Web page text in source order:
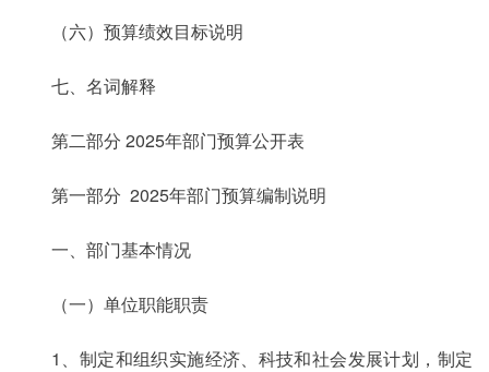
（六）预算绩效目标说明
七、名词解释
第二部分 2025年部门预算公开表
第一部分 2025年部门预算编制说明
一、部门基本情况
（一）单位职能职责
1、制定和组织实施经济、科技和社会发展计划，制定